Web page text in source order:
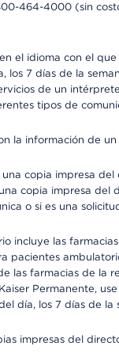
464-4000 (sin
el idioma con el
los 7 días de la
de un
tipos de
la información de
copia impresa
copia impresa
o si es una
incluye las
pacientes
las farmacias de la
Permanente,
día, los 7 días de la
impresas del